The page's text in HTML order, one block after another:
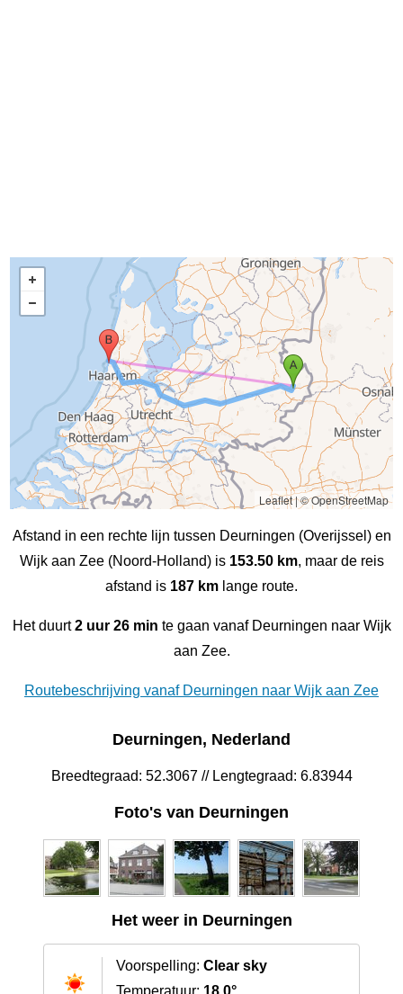
Leaflet|© OpenStreetMap
Afstand in een rechte lijn tussen Deurningen (Overijssel) en
Wijk aan Zee (Noord-Holland) is 153.50 km, maar de reis
afstand is 187 km lange route.
Het duurt2 uur 26 min te gaan vanaf Deurningen naar Wijk
aan Zee.
Routebeschrijving vanaf Deurningen naar Wijk aan Zee
Deurningen, Nederland
Breedtegraad: 52.3067 // Lengtegraad: 6.83944
Foto's van Deurningen
Het weer in Deurningen
Voorspelling: Clear sky